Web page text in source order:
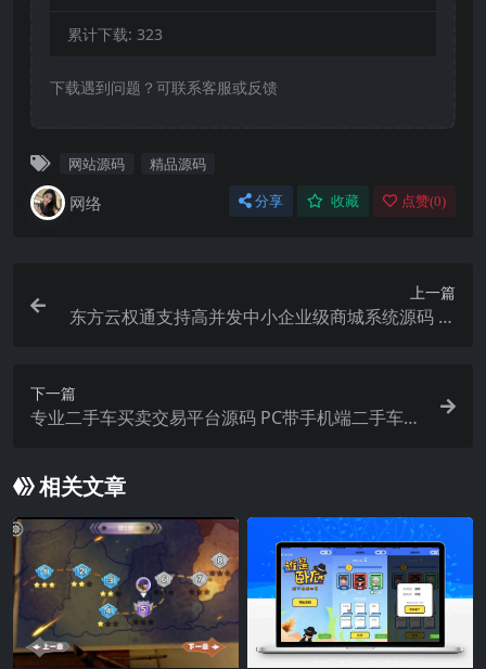
累计下载: 323
下载遇到问题？可联系客服或反馈
网站源码 精品源码
网络 分享 收藏 点赞(0)
上一篇
东方云权通支持高并发中小企业级商城系统源码 全
下一篇
专业二手车买卖交易平台源码 PC带手机端二手车O
相关文章